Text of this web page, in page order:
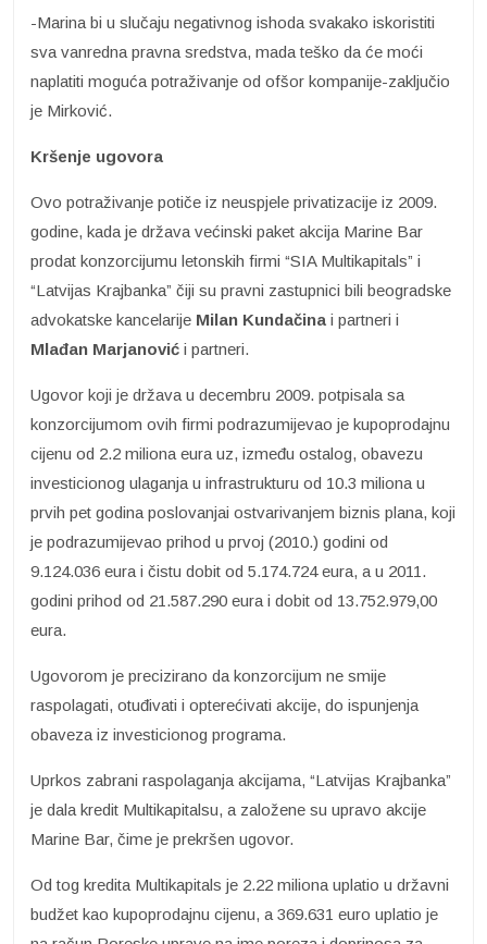
-Marina bi u slučaju negativnog ishoda svakako iskoristiti
sva vanredna pravna sredstva, mada teško da će moći
naplatiti moguća potraživanje od ofšor kompanije-zaključio
je Mirković.
Kršenje ugovora
Ovo potraživanje potiče iz neuspjele privatizacije iz 2009.
godine, kada je država većinski paket akcija Marine Bar
prodat konzorcijumu letonskih firmi “SIA Multikapitals” i
“Latvijas Krajbanka” čiji su pravni zastupnici bili beogradske
advokatske kancelarije Milan Kundačina i partneri i
Mlađan Marjanović i partneri.
Ugovor koji je država u decembru 2009. potpisala sa
konzorcijumom ovih firmi podrazumijevao je kupoprodajnu
cijenu od 2.2 miliona eura uz, između ostalog, obavezu
investicionog ulaganja u infrastrukturu od 10.3 miliona u
prvih pet godina poslovanjai ostvarivanjem biznis plana, koji
je podrazumijevao prihod u prvoj (2010.) godini od
9.124.036 eura i čistu dobit od 5.174.724 eura, a u 2011.
godini prihod od 21.587.290 eura i dobit od 13.752.979,00
eura.
Ugovorom je precizirano da konzorcijum ne smije
raspolagati, otuđivati i opterećivati akcije, do ispunjenja
obaveza iz investicionog programa.
Uprkos zabrani raspolaganja akcijama, “Latvijas Krajbanka”
je dala kredit Multikapitalsu, a založene su upravo akcije
Marine Bar, čime je prekršen ugovor.
Od tog kredita Multikapitals je 2.22 miliona uplatio u državni
budžet kao kupoprodajnu cijenu, a 369.631 euro uplatio je